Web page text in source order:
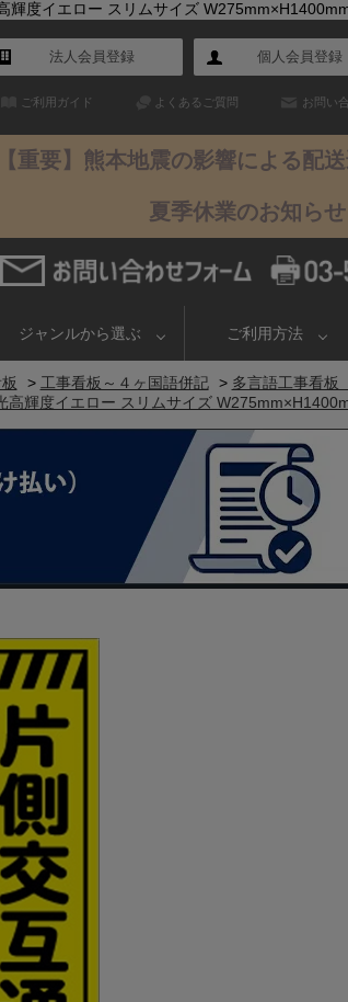
度イエロー スリムサイズ
法人会員登録 個人会員登録
ご利用ガイド よくあるご質問 お問い
重要】熊本地震の影響による配
夏季休業のお知らせ
ジャンルから選ぶ ご利用方法
> 工事看板～４ヶ国語併記 > 多言語工事看
輝度イエロー スリムサイズ